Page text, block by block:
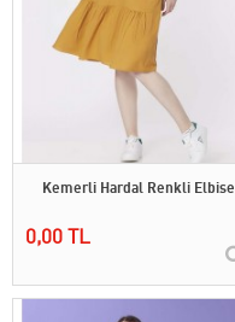
Kemerli Hardal Renkli Elbise
0,00 TL